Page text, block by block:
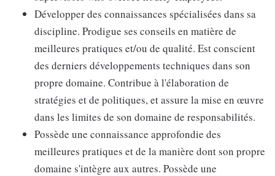
Développer des connaissances spécialisées dans sa
discipline. Prodigue ses conseils en matière de
meilleures pratiques et/ou de qualité. Est conscient
des derniers développements techniques dans son
propre domaine. Contribue à l'élaboration de
stratégies et de politiques, et assure la mise en œuvre
dans les limites de son domaine de responsabilités.
Possède une connaissance approfondie des
meilleures pratiques et de la manière dont son propre
domaine s'intègre aux autres. Possède une